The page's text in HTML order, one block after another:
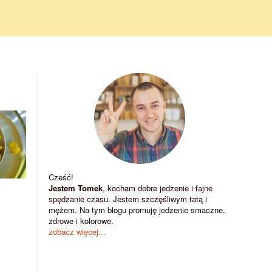
Cześć!
Jestem Tomek, kocham dobre jedzenie i fajne
spędzanie czasu. Jestem szczęśliwym tatą i
mężem. Na tym blogu promuję jedzenie smaczne,
zdrowe i kolorowe.
zobacz więcej...